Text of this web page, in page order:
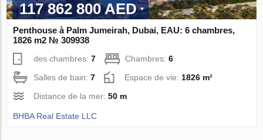
117 862 800 AED
Penthouse à Palm Jumeirah, Dubai, EAU: 6 chambres,
1826 m2 № 309938
des chambres:7 Chambres:6
Salles de bain:7 Espace de vie: 1826 m²
Distance de la mer:50 m
BHBA Real Estate LLC